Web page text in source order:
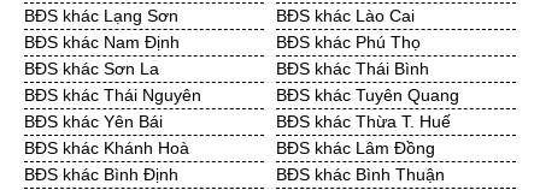
Cần Thuê Vĩnh Long
Cần Thuê Hải Dương
Cần Thuê Hưng Yên
Cần Thuê Quảng Ninh
BĐS khác Lạng Sơn
BĐS khác Lào Cai
BĐS khác Nam Định
BĐS khác Phú Thọ
BĐS khác Sơn La
BĐS khác Thái Bình
BĐS khác Thái Nguyên
BĐS khác Tuyên Quang
BĐS khác Yên Bái
BĐS khác Thừa T. Huế
BĐS khác Khánh Hoà
BĐS khác Lâm Đồng
BĐS khác Bình Định
BĐS khác Bình Thuận